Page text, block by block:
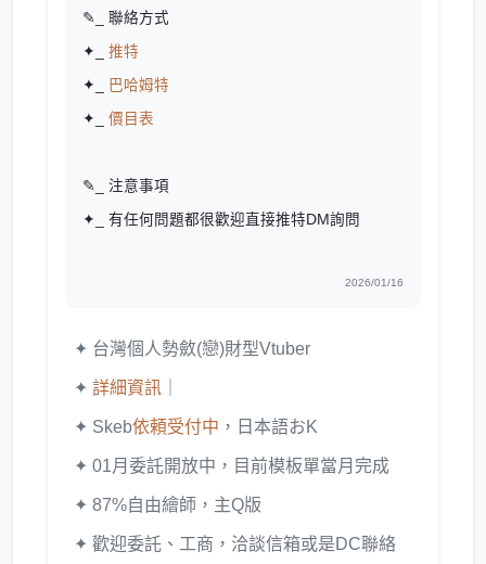
✎_ 聯絡方式
✦_ 推特
✦_ 巴哈姆特
✦_ 價目表
✎_ 注意事項
✦_ 有任何問題都很歡迎直接推特DM詢問
2026/01/16
✦ 台灣個人勢斂(戀)財型Vtuber
✦ 詳細資訊
✦ Skeb依頼受付中 ，日本語おK
✦ 01月委託開放中，目前模板單當月完成
✦ 87%自由繪師，主Q版
✦ 歡迎委託、工商，洽談信箱或是DC聯絡